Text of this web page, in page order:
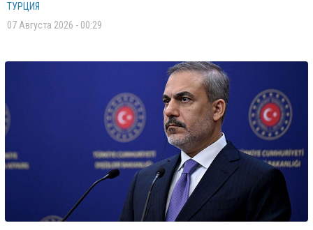
ТУРЦИЯ
07 Августа 2026 - 00:29